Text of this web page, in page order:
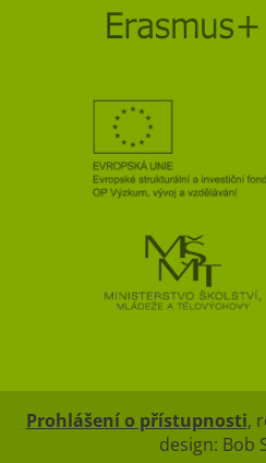
Prohlášení o přístupnosti,
design: Bob